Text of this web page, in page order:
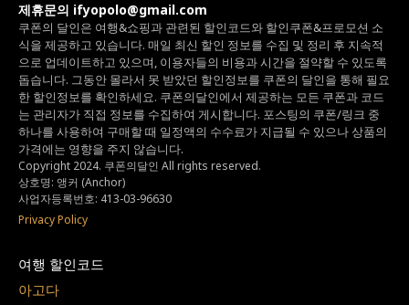
제휴문의 ifyopolo@gmail.com
쿠폰의 달인은 여행&쇼핑과 관련된 할인코드와 할인쿠폰&프로모션 소
식을 제공하고 있습니다. 매일 최신 할인 정보를 수집 및 정리 후 지속적
으로 업데이트하고 있으며, 이용자들의 비용과 시간을 절약할 수 있도록
돕습니다. 그동안 몰라서 못 받았던 할인정보를 쿠폰의 달인을 통해 필요
한 할인정보를 확인하세요. 쿠폰의달인에서 제공하는 모든 쿠폰과 코드
는 관리자가 직접 정보를 수집하여 게시합니다. 포스팅의 쿠폰/링크 중
하나를 사용하여 구매할 때 일정액의 수수료가 지급될 수 있으나상품의
가격에는 영향을 주지 않습니다.
Copyright 2024. 쿠폰의달인 All rights reserved.
상호명: 앵커 (Anchor)
사업자등록번호: 413-03-96630
Privacy Policy
여행 할인코드
아고다